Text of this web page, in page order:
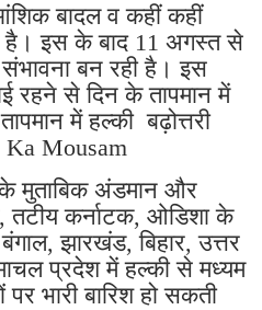
बादल व कहीं कहीं
है। इस के बाद 11 अगस्त से
बन रही है। इस
रहने से दिन के तापमान में
में हल्की बढ़ोत्तरी
Ka Mousam
के मुताबिक अंडमान और
तटीय कर्नाटक, ओडिशा के
झारखंड, बिहार, उत्तर
प्रदेश में हल्की से मध्यम
भारी बारिश हो सकती